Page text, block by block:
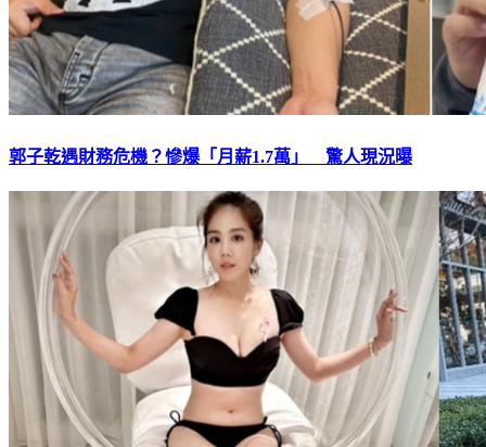
郭子乾遇財務危機？慘爆「月薪1.7萬」 驚人現況曝